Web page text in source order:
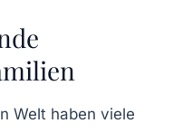
Welt haben viele